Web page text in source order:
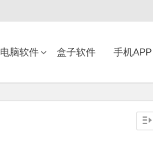
电脑软件 盒子软件 手机APP